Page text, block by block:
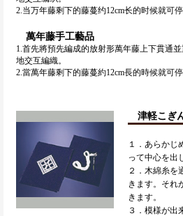
2.当万年藤剩下的藤蔓约12cm长的时候就可
萬年藤手工藝品
1.首先將預先編成的放射形萬年藤上下貫通
地交互編織。
2.當萬年藤剩下的藤蔓約12cm長的時候就可
津軽こ
１．あらかじ
って中心を出
２．木綿糸を
きます。それ
きます。
３．模様が出